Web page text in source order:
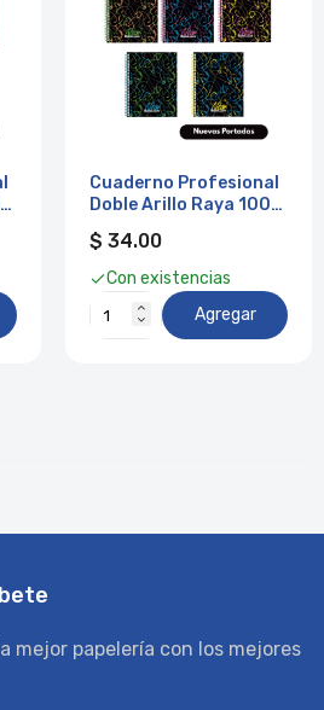
Cuaderno Profesional
Doble Arillo Raya 100
$ 34.00
Con existencias
Agregar
mejor papelería con los mejores